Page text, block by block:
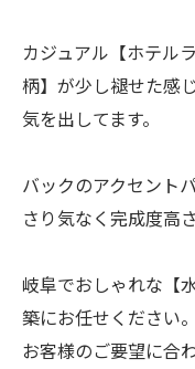
カジュアル【ホテル
柄】が少し褪せた感
気を出してます。
バックのアクセント
さり気なく完成度高
岐阜でおしゃれな【
築にお任せください。
お客様のご要望に合